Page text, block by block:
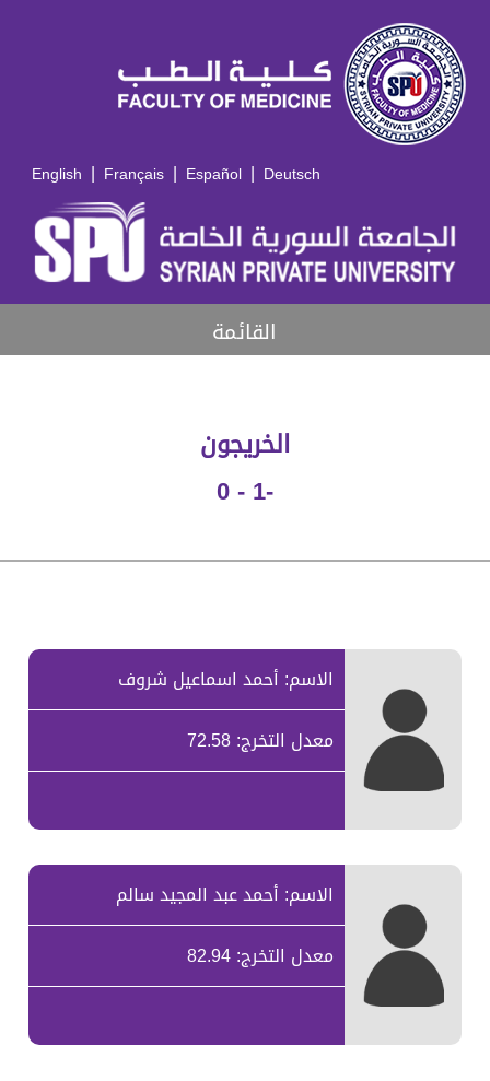
English | Français | Español | Deutsch
القائمة
الخريجون
-1 - 0
الاسم: أحمد اسماعيل شروف
معدل التخرج: 72.58
الاسم: أحمد عبد المجيد سالم
معدل التخرج: 82.94